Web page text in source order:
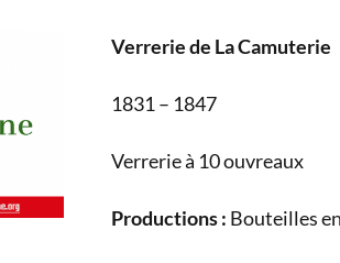
Verrerie de La Camuterie
1831 – 1847
Verrerie à 10 ouvreaux
Productions : Bouteilles